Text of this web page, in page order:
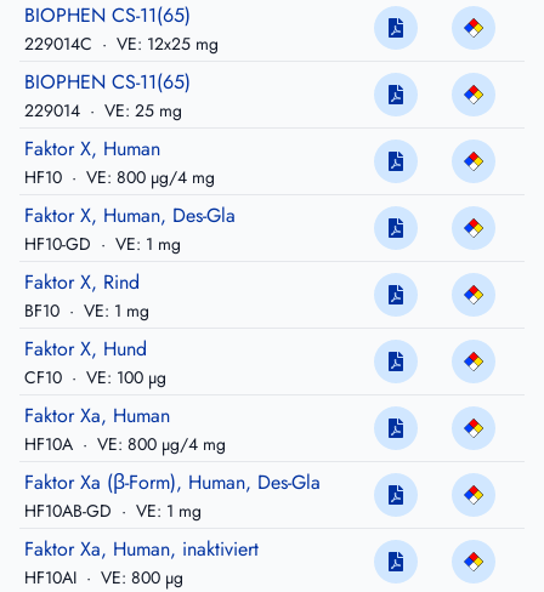
BIOPHEN CS-11(65)
229014C · VE: 12x25 mg
BIOPHEN CS-11(65)
229014 · VE: 25 mg
Faktor X, Human
HF10 · VE: 800 µg/4 mg
Faktor X, Human, Des-Gla
HF10-GD · VE: 1 mg
Faktor X, Rind
BF10 · VE: 1 mg
Faktor X, Hund
CF10 · VE: 100 µg
Faktor Xa, Human
HF10A · VE: 800 µg/4 mg
Faktor Xa (β-Form), Human, Des-Gla
HF10AB-GD · VE: 1 mg
Faktor Xa, Human, inaktiviert
HF10AI · VE: 800 µg